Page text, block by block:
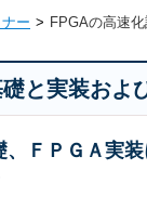
ー FPGAの高速
と実装お
、ＦＰＧＡ実